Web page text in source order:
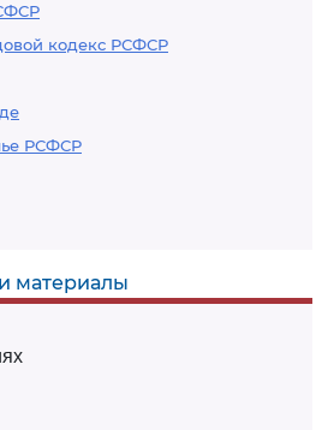
кодекс РСФСР
РСФСР
материалы